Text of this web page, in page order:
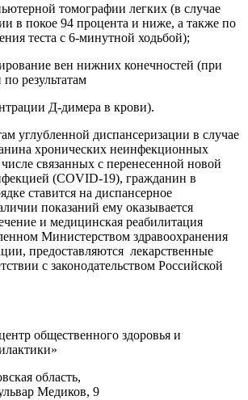
томографии легких (в случае
в покое 94 процента и ниже, а также по
теста с 6-минутной ходьбой);
вен нижних конечностей (при
результатам
Д-димера в крови).
углубленной диспансеризации в случае
хронических неинфекционных
связанных с перенесенной новой
(COVID-19), гражданин в
ставится на диспансерное
показаний ему оказывается
и медицинская реабилитация
Министерством здравоохранения
предоставляются лекарственные
с законодательством Российской
общественного здоровья и
область,
Медиков, 9